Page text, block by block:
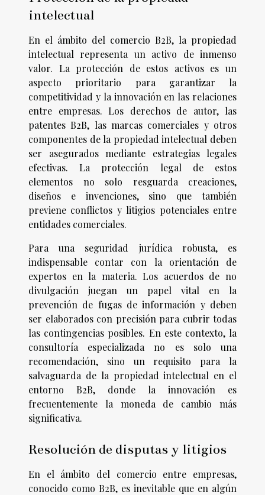
intelectual
En el ámbito del comercio B2B, la propiedad
intelectual representa un activo de inmenso
valor. La protección de estos activos es un
aspecto prioritario para garantizar la
competitividad y la innovación en las relaciones
entre empresas. Los derechos de autor, las
patentes B2B, las marcas comerciales y otros
componentes de la propiedad intelectual deben
ser asegurados mediante estrategias legales
efectivas. La protección legal de estos
elementos no solo resguarda creaciones,
diseños e invenciones, sino que también
previene conflictos y litigios potenciales entre
entidades comerciales.
Para una seguridad jurídica robusta, es
indispensable contar con la orientación de
expertos en la materia. Los acuerdos de no
divulgación juegan un papel vital en la
prevención de fugas de información y deben
ser elaborados con precisión para cubrir todas
las contingencias posibles. En este contexto, la
consultoría especializada no es solo una
recomendación, sino un requisito para la
salvaguarda de la propiedad intelectual en el
entorno B2B, donde la innovación es
frecuentemente la moneda de cambio más
significativa.
Resolución de disputas y litigios
En el ámbito del comercio entre empresas,
conocido como B2B, es inevitable que en algún